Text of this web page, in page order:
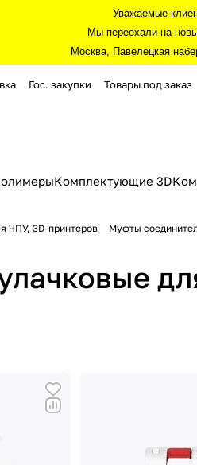
Уважаемые
Мы переехали на
Москва, Павелецкая
Гос. закупки Товары под заказ
Комплектующие 3D
ЧПУ, 3D-принтеров Муфты